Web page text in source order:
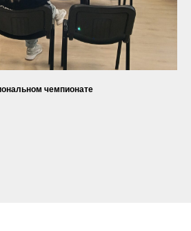
чемпионате